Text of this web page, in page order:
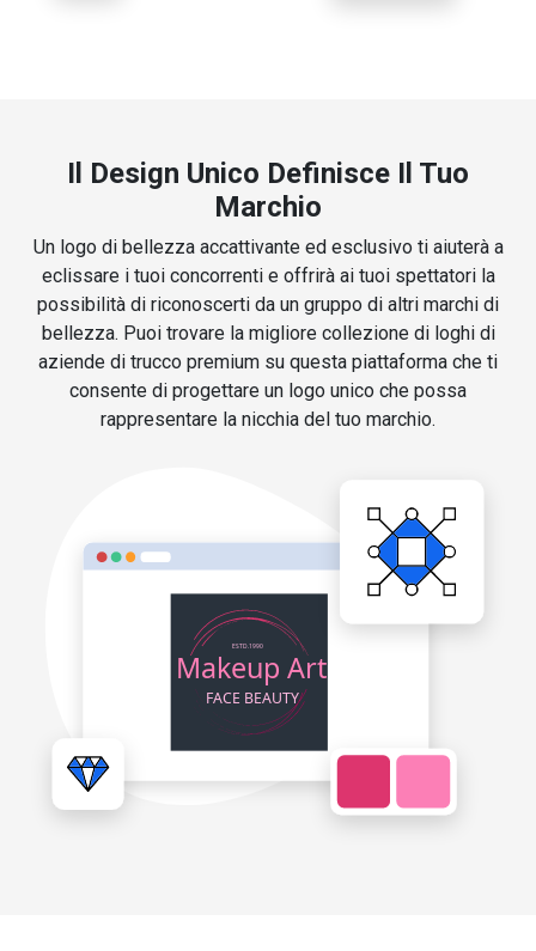
Il Design Unico Definisce Il Tuo
Marchio
Un logo di bellezza accattivante ed esclusivo ti aiuterà a
eclissare i tuoi concorrenti e offrirà ai tuoi spettatori la
possibilità di riconoscerti da un gruppo di altri marchi di
bellezza. Puoi trovare la migliore collezione di loghi di
aziende di trucco premium su questa piattaforma che ti
consente di progettare un logo unico che possa
rappresentare la nicchia del tuo marchio.